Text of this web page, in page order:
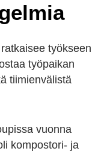
työkseen
työpaikan
tiimienvälistä
vuonna
kompostori- ja